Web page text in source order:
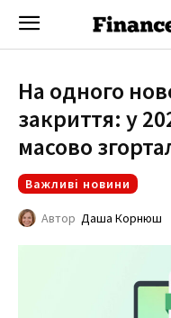
На одного
закриття: у
масово
Важливі новини
Автор Даша Корнюш